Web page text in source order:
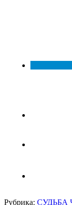
Рубрика: СУДЬБА